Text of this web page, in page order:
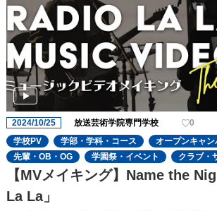
2024/10/25 放送芸術学院専門学校
0
学校PV
学部・学科・コース
オープンキャン
先輩・OB・OG
学園祭・イベント クラブ・
【MVメイキング】Name the
La La」